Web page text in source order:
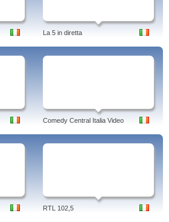
La 5 in diretta
Comedy Central Italia Video
RTL 102,5